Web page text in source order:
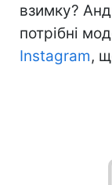
взимку?
потрібні
Instagram,